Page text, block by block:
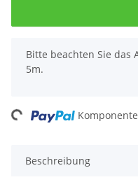
x
Bitte beachten Sie das
5m.
Beschreibung